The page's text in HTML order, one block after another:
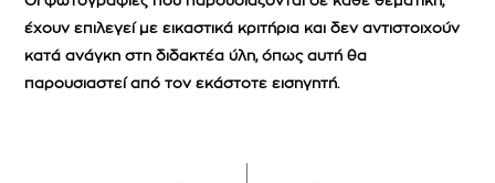
έχουν επιλεγεί με εικαστικά κριτήρια και δεν αντιστοιχούν
κατά ανάγκη στη διδακτέα ύλη, όπως αυτή θα
παρουσιαστεί από τον εκάστοτε εισηγητή.